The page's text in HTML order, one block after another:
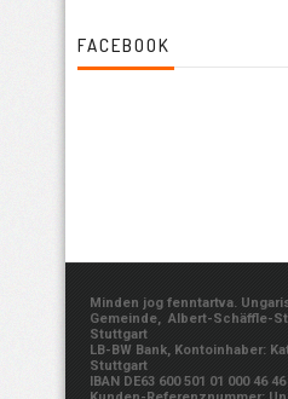
FACEBOOK
Minden jog fenntartva.
Gemeinde, Albert-Schäffle-
Stuttgart
LB-BW Bank, Kontoinhaber:
Stuttgart
IBAN DE63 600 501 01 000 46